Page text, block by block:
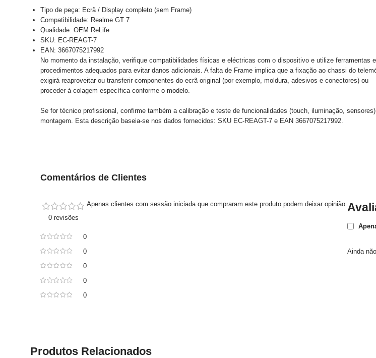
Tipo de peça: Ecrã / Display completo (sem Frame)
Compatibilidade: Realme GT 7
Qualidade: OEM ReLife
SKU: EC-REAGT-7
EAN: 3667075217992
No momento da instalação, verifique compatibilidades físicas e eléctricas com o dispositivo e utilize ferramentas e
procedimentos adequados para evitar danos adicionais. A falta de Frame implica que a fixação ao chassi do
exigirá reaproveitar ou transferir componentes do ecrã original (por exemplo, moldura, adesivos e conectores) ou
proceder à colagem específica conforme o modelo.
Se for técnico profissional, confirme também a calibração e teste de funcionalidades (touch, iluminação,
montagem. Esta descrição baseia-se nos dados fornecidos: SKU EC-REAGT-7 e EAN 3667075217992.
Comentários de Clientes
0 revisões
0
0
0
0
0
Ainda
Apenas clientes com sessão iniciada que compraram este produto podem deixar opinião.
Produtos Relacionados